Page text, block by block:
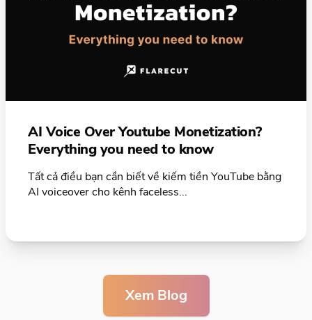
AI Voice Over Youtube Monetization?
Everything you need to know
Tất cả điều bạn cần biết về kiếm tiền YouTube bằng
AI voiceover cho kênh faceless...
Xem Blog